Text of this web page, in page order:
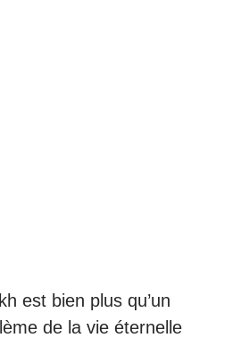
est bien plus qu’un
de la vie éternelle